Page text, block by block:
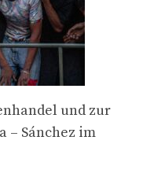
und zur
– Sánchez im